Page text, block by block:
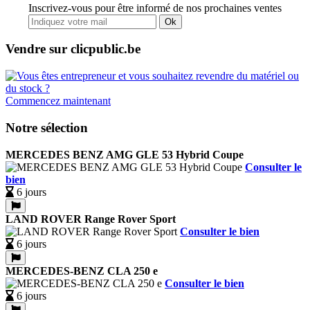
Inscrivez-vous pour être informé de nos prochaines ventes
Ok
Vendre sur clicpublic.be
Commencez maintenant
Notre sélection
MERCEDES BENZ AMG GLE 53 Hybrid Coupe
Consulter le
bien
6 jours
LAND ROVER Range Rover Sport
Consulter le bien
6 jours
MERCEDES-BENZ CLA 250 e
Consulter le bien
6 jours